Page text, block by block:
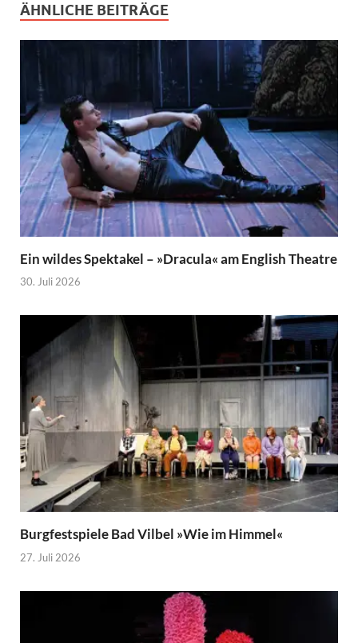
ÄHNLICHE BEITRÄGE
Ein wildes Spektakel – »Dracula« am English Theatre
30. Juli 2026
Burgfestspiele Bad Vilbel »Wie im Himmel«
27. Juli 2026